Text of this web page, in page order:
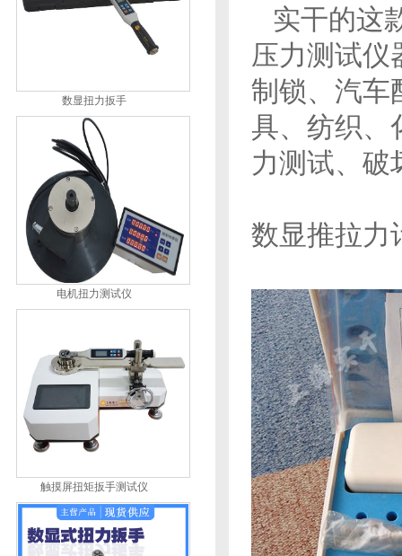
数显扭力扳手
电机扭力测试仪
触摸屏扭矩扳手测试仪
实干的这
压力测试仪
制锁、汽车
具、纺织、
力测试、破
数显推拉力